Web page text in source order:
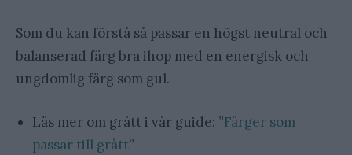
Som du kan förstå så passar en högst neutral och
balanserad färg bra ihop med en energisk och
ungdomlig färg som gul.
Läs mer om grått i vår guide: ”Färger som
passar till grått”